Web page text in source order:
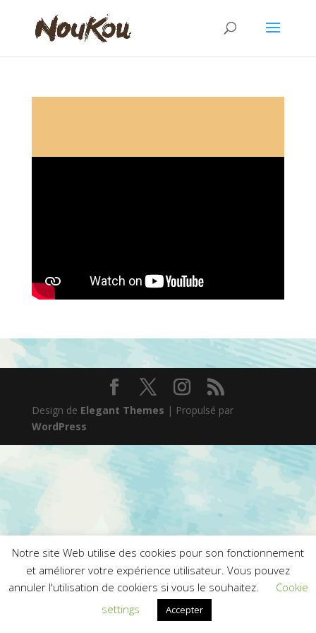
Chanson de Davi sept 2014
Design de Elegant Themes | Propulsé par
WordPress
Notre site Web utilise des cookies pour son fonctionnement
et améliorer votre expérience utilisateur. Vous pouvez
annuler l'utilisation de cookiers si vous le souhaitez.
Cookie
settings
Accepter